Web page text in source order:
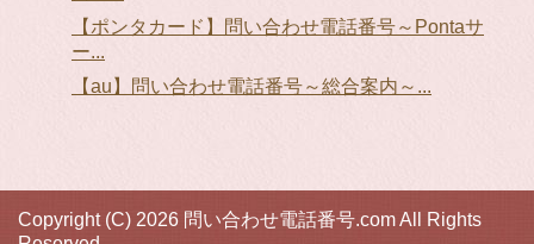
【ポンタカード】問い合わせ電話番号～Pontaサ
ー...
【au】問い合わせ電話番号～総合案内～...
Copyright (C) 2026 問い合わせ電話番号.comAll Rights